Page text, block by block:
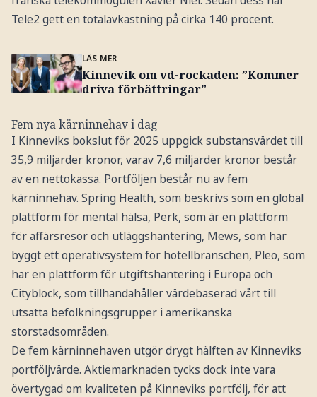
Tele2 gett en totalavkastning på cirka 140 procent.
LÄS MER
Kinnevik om vd-rockaden: ”Kommer
driva förbättringar”
Fem nya kärninnehav i dag
I Kinneviks bokslut för 2025 uppgick substansvärdet till
35,9 miljarder kronor, varav 7,6 miljarder kronor består
av en nettokassa. Portföljen består nu av fem
kärninnehav. Spring Health, som beskrivs som en global
plattform för mental hälsa, Perk, som är en plattform
för affärsresor och utläggshantering, Mews, som har
byggt ett operativsystem för hotellbranschen, Pleo, som
har en plattform för utgiftshantering i Europa och
Cityblock, som tillhandahåller värdebaserad vårt till
utsatta befolkningsgrupper i amerikanska
storstadsområden.
De fem kärninnehaven utgör drygt hälften av Kinneviks
portföljvärde. Aktiemarknaden tycks dock inte vara
övertygad om kvaliteten på Kinneviks portfölj, för att